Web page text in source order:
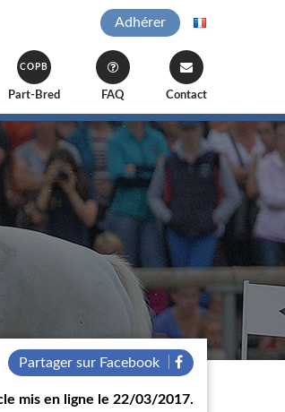
Adhérer
COPB
Part-Bred FAQ Contact
Partager sur Facebook
mis en ligne le 22/03/2017.